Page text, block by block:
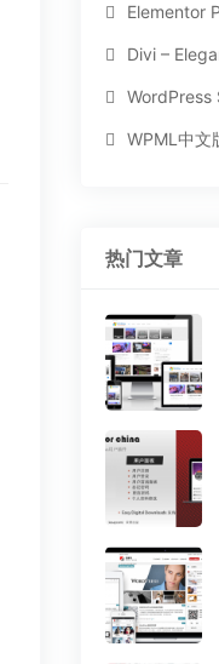
Elementor Pro 可
Divi –
WordPress
WPML中文版
热门文章